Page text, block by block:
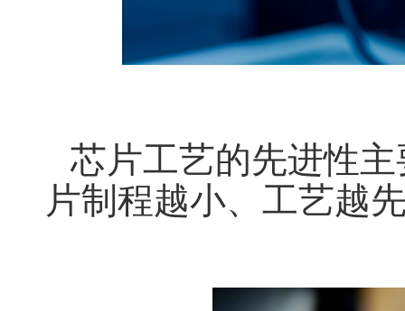
芯片工艺的先进性
片制程越小、工艺越